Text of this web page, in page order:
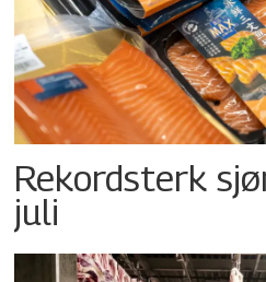
Rekordsterk
juli